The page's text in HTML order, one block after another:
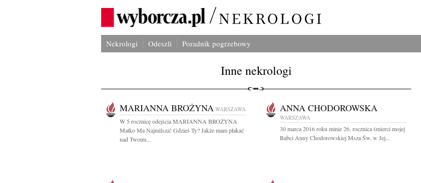
Nekrologi Odeszli Poradnik pogrzebowy
Inne nekrologi
MARIANNA BROŻYNA WARSZAWA
W 5 rocznicę odejścia MARIANNA BROŻYNA
Matko Ma Najmilsza! Gdzieś Ty? Jakże mam płakać
nad Twoim...
ANNA CHODOROWSKA
WARSZAWA
30 marca 2016 roku minie 26. rocznica śmierci mojej
Babci Anny Chodorowskiej Msza Św. w Jej...